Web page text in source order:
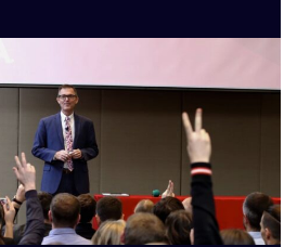
Русский